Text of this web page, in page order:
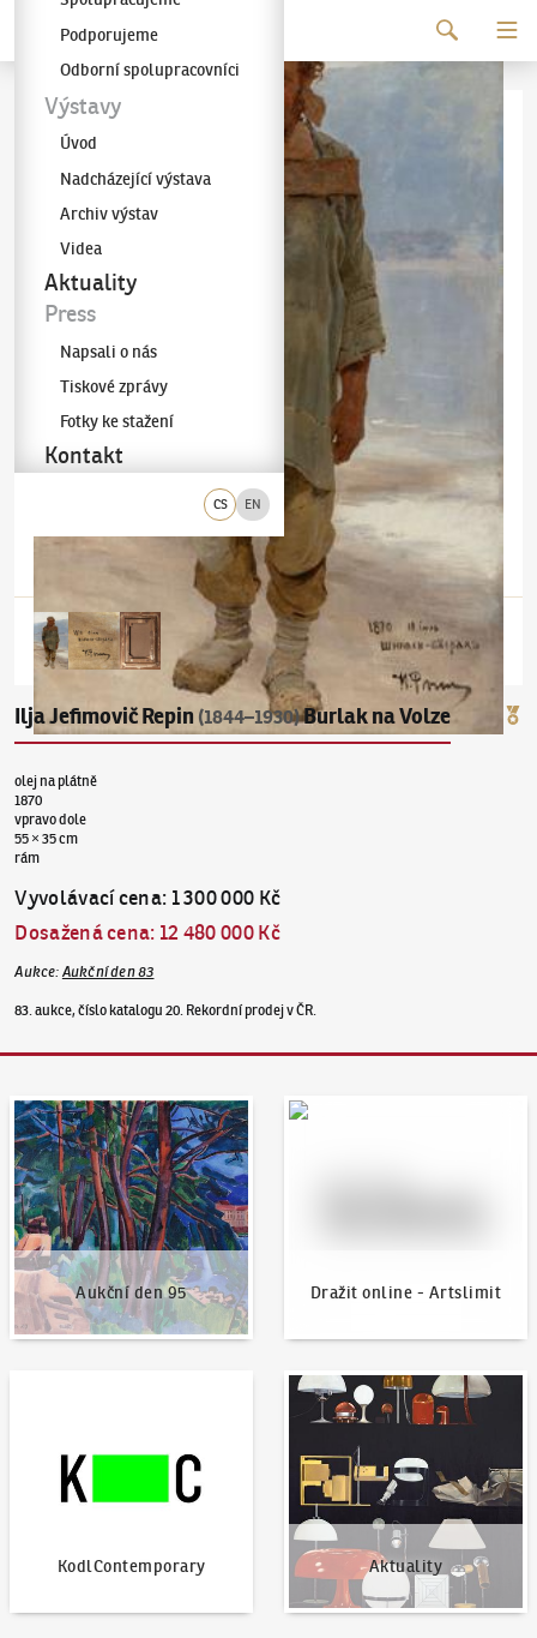
Galerie KODL
CS EN
Podporujeme
Odborní spolupracovníci
Výstavy
Úvod
Nadcházející výstava
Archiv výstav
Videa
Aktuality
Press
Napsali o nás
Tiskové zprávy
Fotky ke stažení
Kontakt
Ilja Jefimovič Repin (1844–1930)Burlak na Volze
olej na plátně
1870
vpravo dole
55 × 35 cm
rám
Vyvolávací cena: 1 300 000 Kč
Dosažená cena: 12 480 000 Kč
Aukce: Aukční den 83
83. aukce, číslo katalogu 20. Rekordní prodej v ČR.
Aukční den 95
Aukční den 95
Dražit online - Artslimit
Dražit online - Artslimit
KodlContemporary Aktuality
Aktuality